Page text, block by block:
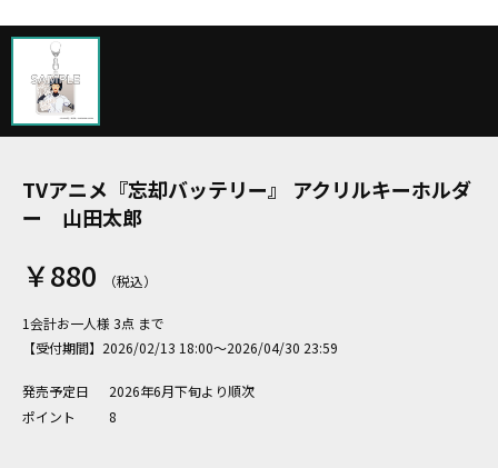
TVアニメ『忘却バッテリー』 アクリルキーホルダ
ー 山田太郎
￥880
1会計お一人様 3点 まで
【受付期間】2026/02/13 18:00～2026/04/30 23:59
発売予定日
2026年6月下旬より順次
ポイント
8